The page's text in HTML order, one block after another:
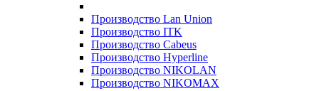
Производство Lan Union
Производство ITK
Производство Cabeus
Производство Hyperline
Производство NIKOLAN
Производство NIKOMAX